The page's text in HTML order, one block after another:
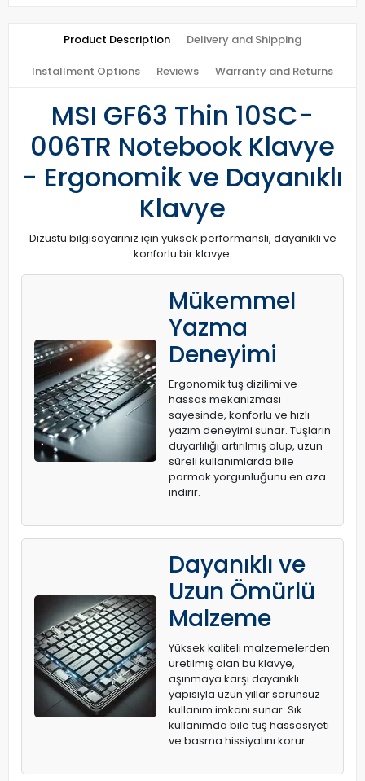
Product Description Delivery and Shipping
Installment Options Reviews Warranty and Returns
MSI GF63 Thin 10SC-
006TR Notebook Klavye
- Ergonomik ve Dayanıklı
Klavye
Dizüstü bilgisayarınız için yüksek performanslı, dayanıklı ve
konforlu bir klavye.
Mükemmel
Yazma
Deneyimi
Ergonomik tuş dizilimi ve
hassas mekanizması
sayesinde, konforlu ve hızlı
yazım deneyimi sunar. Tuşların
duyarlılığı artırılmış olup, uzun
süreli kullanımlarda bile
parmak yorgunluğunu en aza
indirir.
Dayanıklı ve
Uzun Ömürlü
Malzeme
Yüksek kaliteli malzemelerden
üretilmiş olan bu klavye,
aşınmaya karşı dayanıklı
yapısıyla uzun yıllar sorunsuz
kullanım imkanı sunar. Sık
kullanımda bile tuş hassasiyeti
ve basma hissiyatını korur.